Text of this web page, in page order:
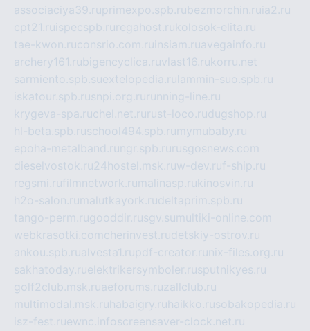
associaciya39.ruprimexpo.spb.rubezmorchin.ru ia2.ru
cpt21.ru ispecspb.ru regahost.rukolosok-elita.ru
tae-kwon.ruconsrio.com.ru insiam.ruavegainfo.ru
archery161.rubigencyclica.ruvlast16.rukorru.net
sarmiento.spb.suextelopedia.ru lammin-suo.spb.ru
iskatour.spb.rusnpi.org.ru running-line.ru
krygeva-spa.ruchel.net.ru rust-loco.rudugshop.ru
hl-beta.spb.ruschool494.spb.ru mymubaby.ru
epoha-metalband.ru ngr.spb.ru rusgosnews.com
dieselvostok.ru24hostel.msk.ruw-dev.ruf-ship.ru
regsmi.rufilmnetwork.ru malinasp.rukinosvin.ru
h2o-salon.ru malutkayork.rudeltaprim.spb.ru
tango-perm.rugooddir.rusgv.su multiki-online.com
webkrasotki.comcherinvest.rudetskiy-ostrov.ru
ankou.spb.rualvesta1.rupdf-creator.ru nix-files.org.ru
sakhatoday.ruelektrikersymboler.rusputnikyes.ru
golf2club.msk.ruaeforums.ruzallclub.ru
multimodal.msk.ru habaigry.ru haikko.rusobakopedia.ru
isz-fest.ruewnc.infoscreensaver-clock.net.ru